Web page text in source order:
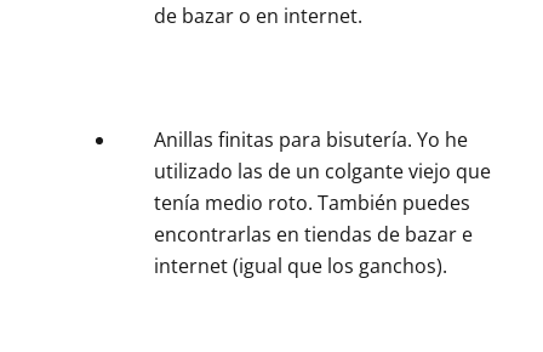
de bazar o en internet.
Anillas finitas para bisutería. Yo he
utilizado las de un colgante viejo que
tenía medio roto. También puedes
encontrarlas en tiendas de bazar e
internet (igual que los ganchos).